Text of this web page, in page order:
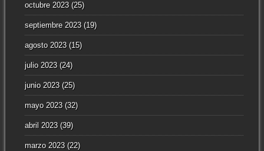
octubre 2023(25)
septiembre 2023(19)
agosto 2023(15)
julio 2023(24)
junio 2023(25)
mayo 2023(32)
abril 2023(39)
marzo 2023(22)